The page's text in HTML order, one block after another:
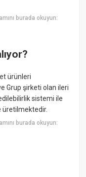
burada okuyun:
ürünleri
Grup şirketi olan ileri
sistemi ile
üretilmektedir.
burada okuyun: